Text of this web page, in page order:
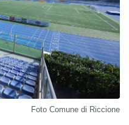
Foto Comune di Riccione